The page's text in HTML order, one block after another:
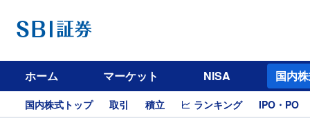
ホーム マーケット NISA 国内
国内株式トップ 取引 積立 ランキング IPO・PO